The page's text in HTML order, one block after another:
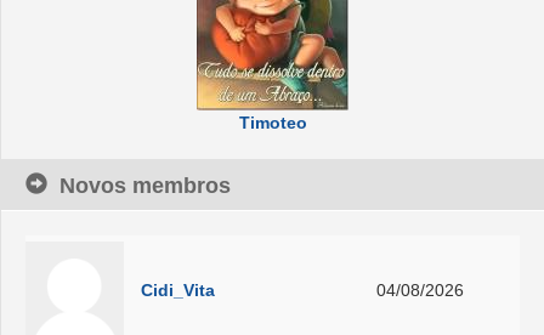
Timoteo
Novos membros
Cidi_Vita 04/08/2026